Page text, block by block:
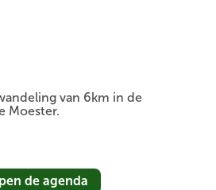
van 6km in de
Moester.
de agenda